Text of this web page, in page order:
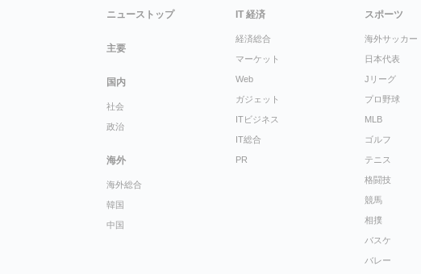
ニューストップ
主要
国内
社会
政治
海外
海外総合
韓国
中国
IT 経済
経済総合
マーケット
Web
ガジェット
ITビジネス
IT総合
PR
スポーツ
海外サッカー
日本代表
Jリーグ
プロ野球
MLB
ゴルフ
テニス
格闘技
競馬
相撲
バスケ
バレー